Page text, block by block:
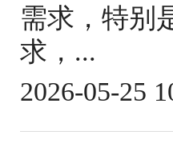
需求，特别
求，...
2026-05-25